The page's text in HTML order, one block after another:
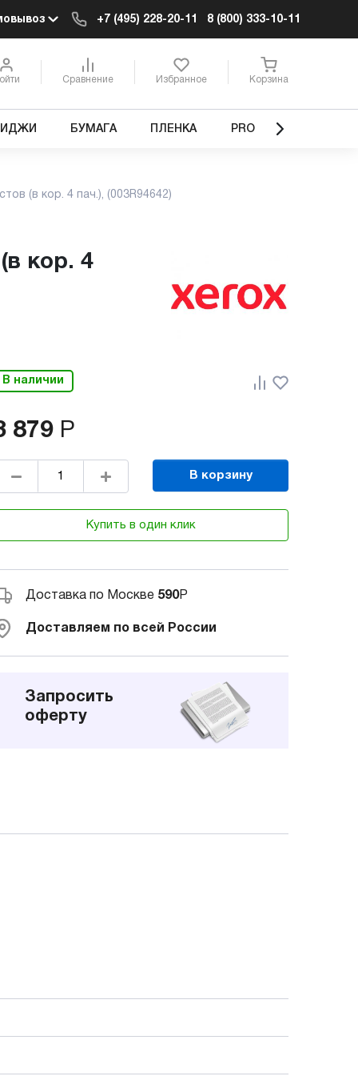
+7 (495) 228-20-11 8 (800) 333-10-11
Сравнение Избранное Корзина
БУМАГА ПЛЕНКА PRO
(в кор. 4 пач.), (003R94642)
В наличии
879 Р
В корзину
Купить в один клик
Доставка по Москве 590Р
Доставляем по всей России
Запросить
оферту